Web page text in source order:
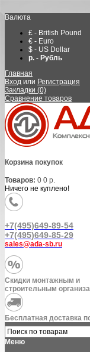
Валюта
£ - British Pound
€ - Euro
$ - US Dollar
р. - Рубль
Главная
Вход или Регистрация
Закладки (0)
Сравнение товаров
Корзина покупок
Товаров: 0 0 р.
Ничего не куплено!
+7(495)649-89-54
+7(495)649-85-29
sales@ada-sb.ru
Скидки монтажным и
строительным
Бесплатная доставка
Меню